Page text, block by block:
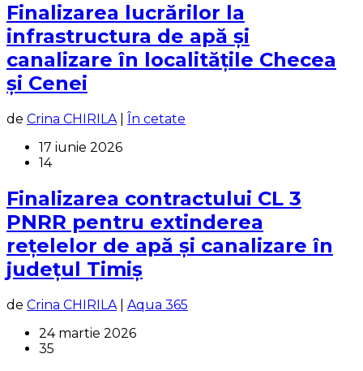
Finalizarea lucrărilor la
infrastructura de apă și
canalizare în localitățile Checea
și Cenei
de Crina CHIRILA|
În cetate
17 iunie 2026
14
Finalizarea contractului CL 3
PNRR pentru extinderea
rețelelor de apă și canalizare în
județul Timiș
de Crina CHIRILA| Aqua 365
24 martie 2026
35